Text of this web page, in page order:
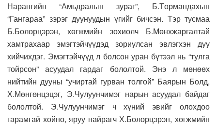
Нарангийн “Амьдралын зураг”, Б.Төрмандахын
“Гангараа” зэрэг дуунуудын үгийг бичсэн. Тэр тусмаа
Б.Болорцэрэн, хөгжмийн зохиолч Б.Мөнхжаргалтай
хамтрахаар эмэгтэйчүүдэд зориулсан эвлэгхэн дуу
хийчихдэг. Эмэгтэйчүүд л болсон уран бүтээл нь “тулга
тойрсон” асуудал гардаг бололтой. Энэ л мөнөөх
нийтийн дууны “учиртай гурван толгой” Баярын Болд,
Х.Мөнгөнцэцэг, Э.Чулуунчимэг нарын асуудал байдаг
бололтой. Э.Чулуунчимэг ч хүний эвийг олохдоо
гарамгай хойно, яруу найрагч Х.Болорцэрэн, хөгжмийн